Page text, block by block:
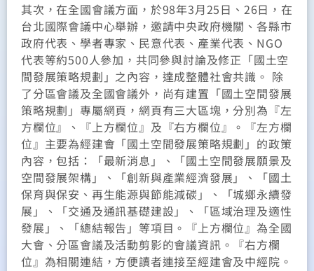
其次，在全國會議方面，於98年3月25日、26日，在
台北國際會議中心舉辦，邀請中央政府機關、各縣市
政府代表、學者專家、民意代表、產業代表、NGO
代表等約500人參加，共同參與討論及修正「國土空
間發展策略規劃」之內容，達成整體社會共識。 除
了分區會議及全國會議外，尚有建置「國土空間發展
策略規劃」專屬網頁，網頁有三大區塊，分別為『左
方欄位』、『上方欄位』及『右方欄位』。『左方欄
位』主要為經建會「國土空間發展策略規劃」的政策
內容，包括：「最新消息」、「國土空間發展願景及
空間發展架構」、「創新與產業經濟發展」、「國土
保育與保安、再生能源與節能減碳」、「城鄉永續發
展」、「交通及通訊基礎建設」、「區域治理及適性
發展」、「總結報告」等項目。『上方欄位』為全國
大會、分區會議及活動剪影的會議資訊。『右方欄
位』為相關連結，方便讀者連接至經建會及中經院。